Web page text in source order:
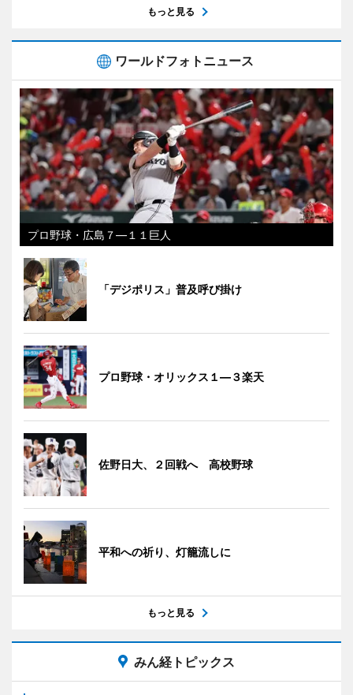
もっと見る
ワールドフォトニュース
プロ野球・広島７―１１巨人
「デジポリス」普及呼び掛け
プロ野球・オリックス１―３楽天
佐野日大、２回戦へ 高校野球
平和への祈り、灯籠流しに
もっと見る
みん経トピックス